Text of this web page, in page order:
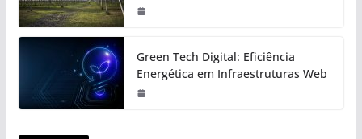
Green Tech Digital: Eficiência
Energética em Infraestruturas Web